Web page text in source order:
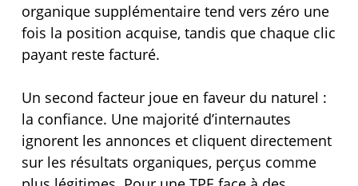
organique supplémentaire tend vers zéro une
fois la position acquise, tandis que chaque clic
payant reste facturé.
Un second facteur joue en faveur du naturel :
la confiance. Une majorité d’internautes
ignorent les annonces et cliquent directement
sur les résultats organiques, perçus comme